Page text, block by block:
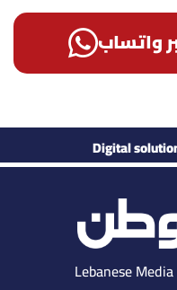
واتساب
Digital